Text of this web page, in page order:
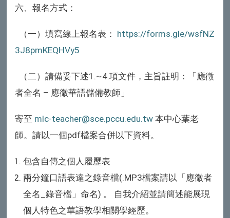
六、報名方式：
（一）填寫線上報名表： https://forms.gle/wsfNZ
3J8pmKEQHVy5
（二）請備妥下述1.~4.項文件，主旨註明：「應徵
者全名 – 應徵華語儲備教師」
寄至 mlc-teacher@sce.pccu.edu.tw 本中心葉老
師。請以一個pdf檔案合併以下資料。
包含自傳之個人履歷表
兩分鐘口語表達之錄音檔(.MP3檔案請以「應徵者
全名 _錄音檔」命名) 。 自我介紹並請簡述能展現
個人特色之華語教學相關學經歷。